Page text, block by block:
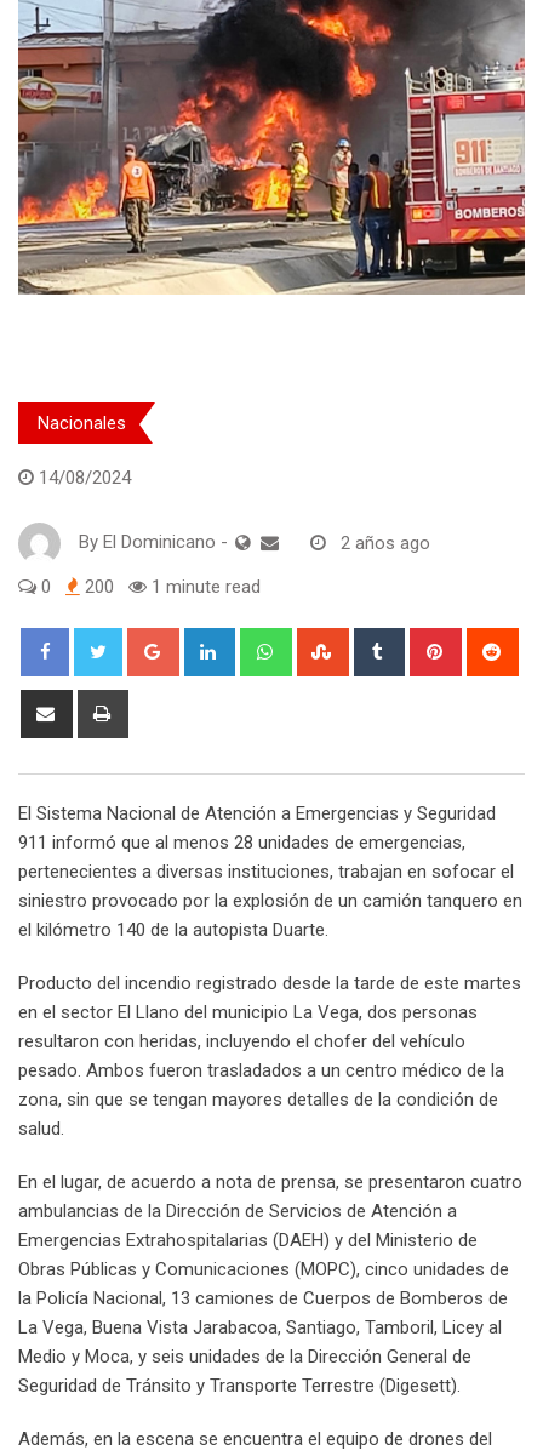
Nacionales
14/08/2024
By El Dominicano - 2 años ago
0 200 1 minute read
Google+ LinkedIn WhatsappStumbleUpon
Tumblr Pinterest
Share
El Sistema Nacional de Atención a Emergencias y Seguridad
911 informó que al menos 28 unidades de emergencias,
pertenecientes a diversas instituciones, trabajan en sofocar el
siniestro provocado por la explosión de un camión tanquero en
el kilómetro 140 de la autopista Duarte.
Producto del incendio registrado desde la tarde de este martes
en el sector El Llano del municipio La Vega, dos personas
resultaron con heridas, incluyendo el chofer del vehículo
pesado. Ambos fueron trasladados a un centro médico de la
zona, sin que se tengan mayores detalles de la condición de
salud.
En el lugar, de acuerdo a nota de prensa, se presentaron cuatro
ambulancias de la Dirección de Servicios de Atención a
Emergencias Extrahospitalarias (DAEH) y del Ministerio de
Obras Públicas y Comunicaciones (MOPC), cinco unidades de
la Policía Nacional, 13 camiones de Cuerpos de Bomberos de
La Vega, Buena Vista Jarabacoa, Santiago, Tamboril, Licey al
Medio y Moca, y seis unidades de la Dirección General de
Seguridad de Tránsito y Transporte Terrestre (Digesett).
Además, en la escena se encuentra el equipo de drones del